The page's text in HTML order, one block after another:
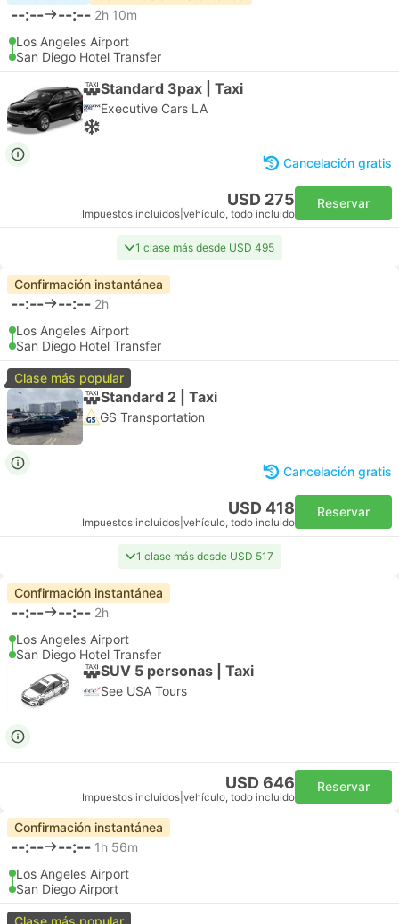
--:-- --:-- 2h 10m
Los Angeles Airport
San Diego Hotel Transfer
Standard 3pax | Taxi
Executive Cars LA
Cancelación gratis
USD 275
Impuestos incluidos vehículo, todo incluido
Reservar
1 clase más desde USD 495
Confirmación instantánea
--:-- --:-- 2h
Los Angeles Airport
San Diego Hotel Transfer
Clase más popular
Standard 2 | Taxi
GS Transportation
Cancelación gratis
USD 418
Impuestos incluidos vehículo, todo incluido
Reservar
1 clase más desde USD 517
Confirmación instantánea
--:-- --:-- 2h
Los Angeles Airport
San Diego Hotel Transfer
SUV 5 personas | Taxi
See USA Tours
USD 646
Impuestos incluidos vehículo, todo incluido
Reservar
Confirmación instantánea
--:-- --:-- 1h 56m
Los Angeles Airport
San Diego Airport
Clase más popular